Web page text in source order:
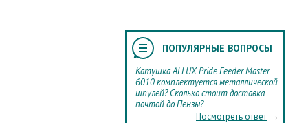
ПОПУЛЯРНЫЕ ВОПРОСЫ
Катушка ALLUX Pride Feeder Master
6010 комплектуется металлической
шпулей? Сколько стоит доставка
почтой до Пензы?
Посмотреть ответ →